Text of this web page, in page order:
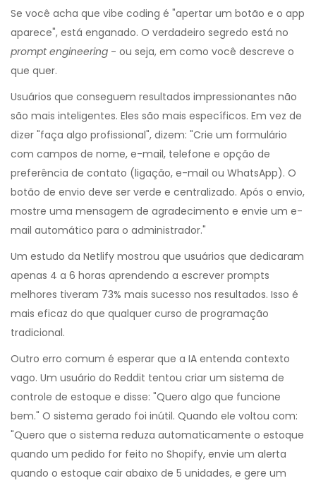
Se você acha que vibe coding é "apertar um botão e o app
aparece", está enganado. O verdadeiro segredo está no
prompt engineering - ou seja, em como você descreve o
que quer.
Usuários que conseguem resultados impressionantes não
são mais inteligentes. Eles são mais específicos. Em vez de
dizer "faça algo profissional", dizem: "Crie um formulário
com campos de nome, e-mail, telefone e opção de
preferência de contato (ligação, e-mail ou WhatsApp). O
botão de envio deve ser verde e centralizado. Após o envio,
mostre uma mensagem de agradecimento e envie um e-
mail automático para o administrador."
Um estudo da Netlify mostrou que usuários que dedicaram
apenas 4 a 6 horas aprendendo a escrever prompts
melhores tiveram 73% mais sucesso nos resultados. Isso é
mais eficaz do que qualquer curso de programação
tradicional.
Outro erro comum é esperar que a IA entenda contexto
vago. Um usuário do Reddit tentou criar um sistema de
controle de estoque e disse: "Quero algo que funcione
bem." O sistema gerado foi inútil. Quando ele voltou com:
"Quero que o sistema reduza automaticamente o estoque
quando um pedido for feito no Shopify, envie um alerta
quando o estoque cair abaixo de 5 unidades, e gere um